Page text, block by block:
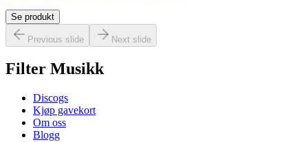
Se produkt
Previous slide Next slide
Filter Musikk
Discogs
Kjøp gavekort
Om oss
Blogg